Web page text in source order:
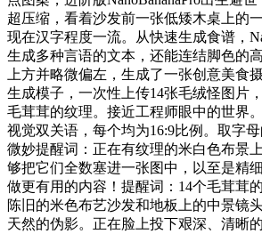
超压缩，看着沙发前一张低矮木桌上的
现在汉字程度一流。从快速生成食谱，
生成多种言语的文本，还能连结脚色的
上方并略微偏左，生成了一张创意美食
生成模子，一次性上传14张毛绒怪图片
毛茸茸的纹理。接近工程师眼中的世界
视觉双关语，每个均为16:9比例。取字
微妙提醒词：正在有纹理的米白色布景上
够把它们全数塞进一张图中，以至是精
做更有用的内容！提醒词：14个毛茸茸
陈旧的米色布艺沙发和地板上的中景镜
天然的伪影。正在脸上投下艰深、清晰